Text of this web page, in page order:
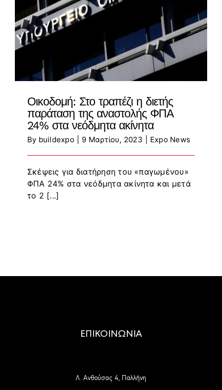
ΕΠΙΚΟΙΝΩΝΙΑ
EXPO NEWS
Οικοδομή: Στο τραπέζι η διετής
παράταση της αναστολής ΦΠΑ
24% στα νεόδμητα ακίνητα
By buildexpo 9 Μαρτίου, 2023 Expo News
Σκέψεις για διατήρηση του «παγωμένου»
ΦΠΑ 24% στα νεόδμητα ακίνητα και μετά
το 2 [...]
ΕΠΙΚΟΙΝΩΝΙΑ
Λ. Ανθούσας 4, Παλλήνη